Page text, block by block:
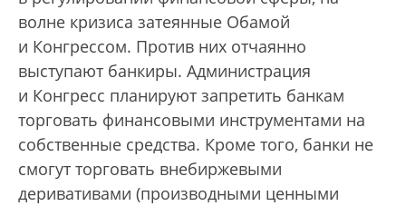
волне кризиса затеянные Обамой
и Конгрессом. Против них отчаянно
выступают банкиры. Администрация
и Конгресс планируют запретить банкам
торговать финансовыми инструментами на
собственные средства. Кроме того, банки не
смогут торговать внебиржевыми
деривативами (производными ценными